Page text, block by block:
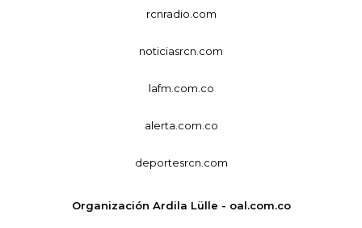
rcnradio.com
noticiasrcn.com
lafm.com.co
alerta.com.co
deportesrcn.com
Organización Ardila Lülle - oal.com.co